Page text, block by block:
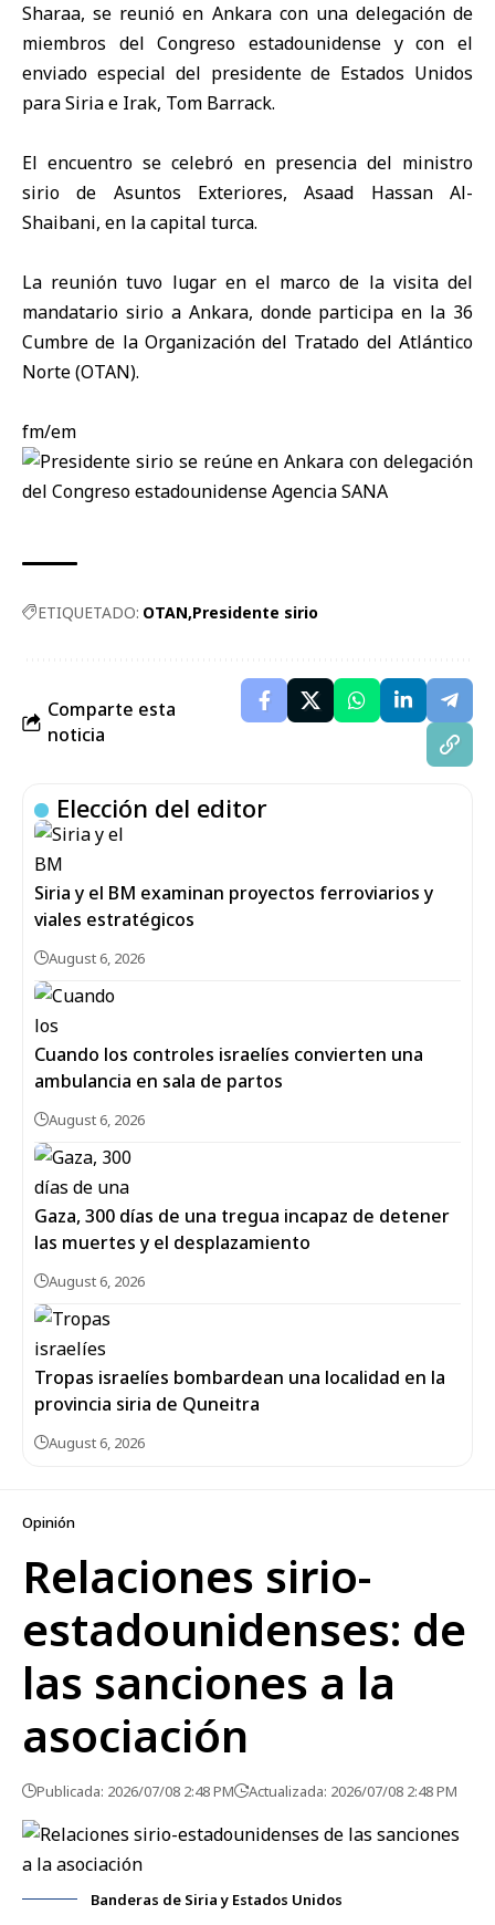
Sharaa, se reunió en Ankara con una delegación de
miembros del Congreso estadounidense y con el
enviado especial del presidente de Estados Unidos
para Siria e Irak, Tom Barrack.
El encuentro se celebró en presencia del ministro
sirio de Asuntos Exteriores, Asaad Hassan Al-
Shaibani, en la capital turca.
La reunión tuvo lugar en el marco de la visita del
mandatario sirio a Ankara, donde participa en la 36
Cumbre de la Organización del Tratado del Atlántico
Norte (OTAN).
fm/em
ETIQUETADO: OTAN Presidente sirio
Comparte esta
noticia
Elección del editor
Siria y el BM examinan proyectos ferroviarios y
viales estratégicos
August 6, 2026
Cuando los controles israelíes convierten una
ambulancia en sala de partos
August 6, 2026
Gaza, 300 días de una tregua incapaz de detener
las muertes y el desplazamiento
August 6, 2026
Tropas israelíes bombardean una localidad en la
provincia siria de Quneitra
August 6, 2026
Opinión
Relaciones sirio-
estadounidenses: de
las sanciones a la
asociación
Publicada: 2026/07/08 2:48 PM Actualizada: 2026/07/08 2:48 PM
Banderas de Siria y Estados Unidos